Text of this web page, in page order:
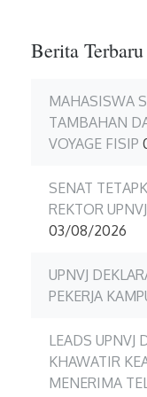
Berita Terbaru
MAHASISWA
TAMBAHAN
VOYAGE FISIP
SENAT
REKTOR
03/08/2026
UPNVJ
PEKERJA
LEADS UPNVJ
KHAWATIR
MENERIMA